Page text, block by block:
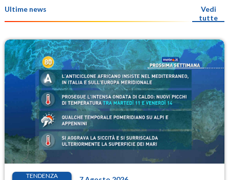
Ultime news
Vedi
tutte
TENDENZA